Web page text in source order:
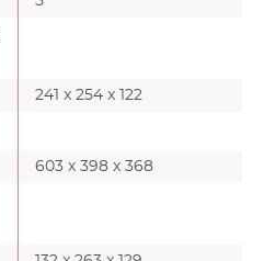
241 x 254 x 122
603 x 398 x 368